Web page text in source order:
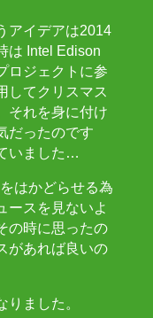
アイデアは2014
は Intel Edison
ロジェクトに参
してクリスマス
それを身に付け
だったのです
いました…
はかどらせる為
ースを見ないよ
の時に思ったの
があれば良いの
ました。